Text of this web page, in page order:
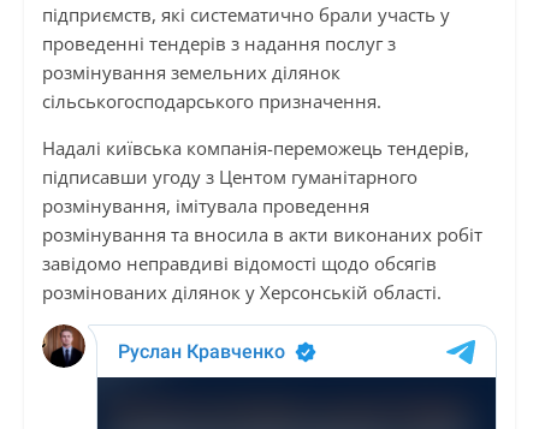
підприємств, які систематично брали участь у
проведенні тендерів з надання послуг з
розмінування земельних ділянок
сільськогосподарського призначення.
Надалі київська компанія-переможець тендерів,
підписавши угоду з Центом гуманітарного
розмінування, імітувала проведення
розмінування та вносила в акти виконаних робіт
завідомо неправдиві відомості щодо обсягів
розмінованих ділянок у Херсонській області.